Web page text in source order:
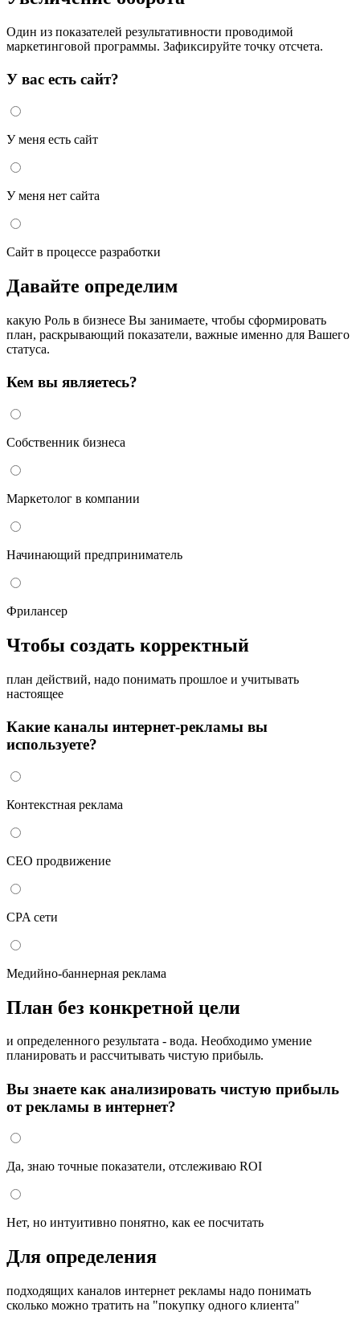
Один из показателей результативности проводимой
маркетинговой программы. Зафиксируйте точку отсчета.
У вас есть сайт?
У меня есть сайт
У меня нет сайта
Сайт в процессе разработки
Давайте определим
какую Роль в бизнесе Вы занимаете, чтобы сформировать
план, раскрывающий показатели, важные именно для Вашего
статуса.
Кем вы являетесь?
Собственник бизнеса
Маркетолог в компании
Начинающий предприниматель
Фрилансер
Чтобы создать корректный
план действий, надо понимать прошлое и учитывать
настоящее
Какие каналы интернет-рекламы вы
используете?
Контекстная реклама
СЕО продвижение
CPA сети
Медийно-баннерная реклама
План без конкретной цели
и определенного результата - вода. Необходимо умение
планировать и рассчитывать чистую прибыль.
Вы знаете как анализировать чистую прибыль
от рекламы в интернет?
Да, знаю точные показатели, отслеживаю ROI
Нет, но интуитивно понятно, как ее посчитать
Для определения
подходящих каналов интернет рекламы надо понимать
сколько можно тратить на "покупку одного клиента"